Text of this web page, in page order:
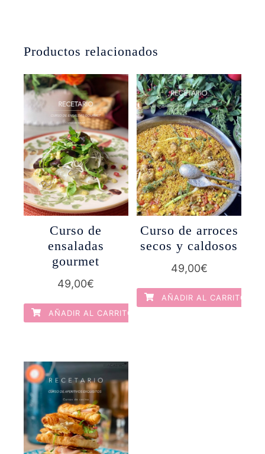
Productos relacionados
Curso de
ensaladas
gourmet
49,00€
AÑADIR AL CARRITO
Curso de arroces
secos y caldosos
49,00€
AÑADIR AL CARRITO